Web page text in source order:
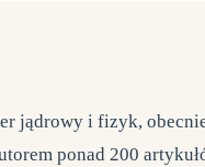
jądrowy i fizyk,
ponad 200